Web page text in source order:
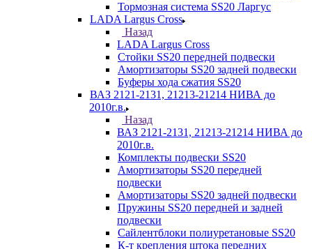
Тормозная система SS20 Ларгус
LADA Largus Cross
Назад
LADA Largus Cross
Стойки SS20 передней подвески
Амортизаторы SS20 задней подвески
Буферы хода сжатия SS20
ВАЗ 2121-2131, 21213-21214 НИВА до
2010г.в.
Назад
ВАЗ 2121-2131, 21213-21214 НИВА до
2010г.в.
Комплекты подвески SS20
Амортизаторы SS20 передней
подвески
Амортизаторы SS20 задней подвески
Пружины SS20 передней и задней
подвески
Сайлентблоки полиуретановые SS20
К-т крепления штока передних